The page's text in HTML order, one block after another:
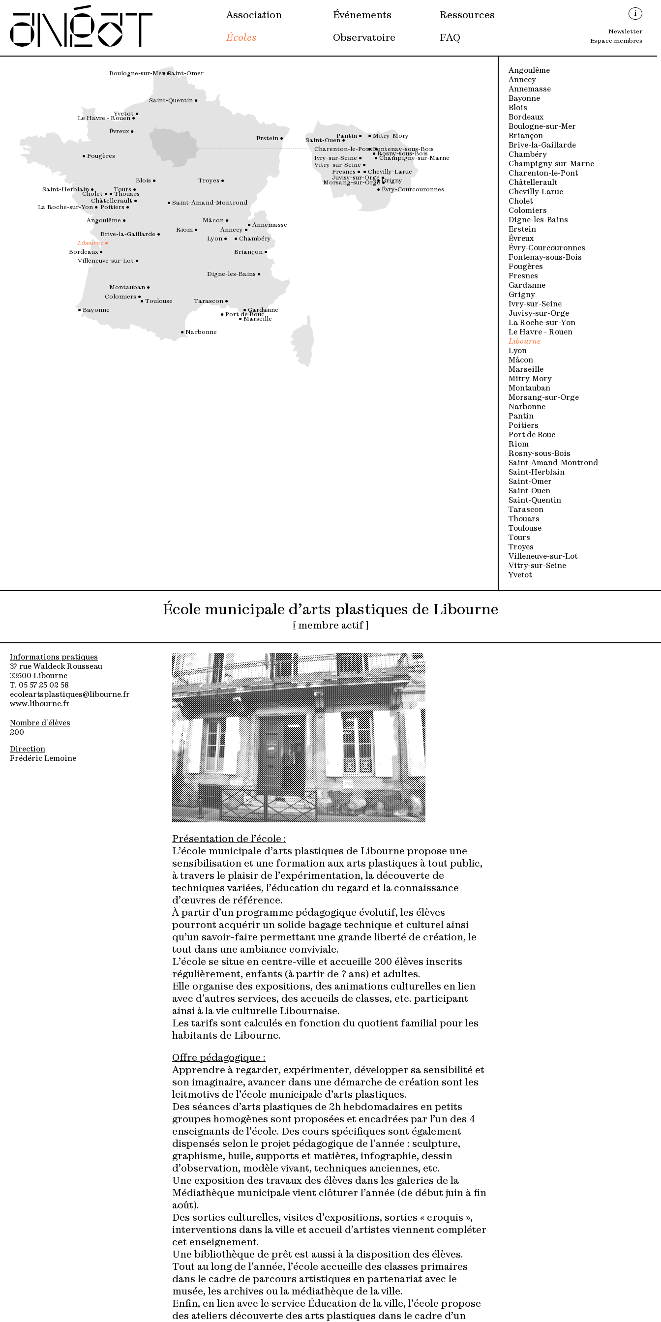
Association
Écoles
Événements
Observatoire
Ressources
FAQ
i
Newsletter
Espace membres
Angoulême
Annecy
Annemasse
Bayonne
Blois
Bordeaux
Boulogne-sur-Mer
Briançon
Brive-la-Gaillarde
Chambéry
Champigny-sur-Marne
Charenton-le-Pont
Châtellerault
Chevilly-Larue
Cholet
Colomiers
Digne-les-Bains
Erstein
Évreux
Évry-Courcouronnes
Fontenay-sous-Bois
Fougères
Fresnes
Gardanne
Grigny
Ivry-sur-Seine
Juvisy-sur-Orge
La Roche-sur-Yon
Le Havre - Rouen
Libourne
Lyon
Mâcon
Marseille
Mitry-Mory
Montauban
Morsang-sur-Orge
Narbonne
Pantin
Poitiers
Port de Bouc
Riom
Rosny-sous-Bois
Saint-Amand-Montrond
Saint-Herblain
Saint-Omer
Saint-Ouen
Saint-Quentin
Tarascon
Thouars
Toulouse
Tours
Troyes
Villeneuve-sur-Lot
Vitry-sur-Seine
Yvetot
Angoulême
Annecy
Annemasse
Bayonne
Blois
Bordeaux
Boulogne-sur-Mer
Briançon
Brive-la-Gaillarde
Chambéry
Champigny-sur-Marne
Charenton-le-Pont
Châtellerault
Chevilly-Larue
Cholet
Colomiers
Digne-les-Bains
Erstein
Évreux
Évry-Courcouronnes
Fontenay-sous-Bois
Fougères
Fresnes
Gardanne
Grigny
Ivry-sur-Seine
Juvisy-sur-Orge
La Roche-sur-Yon
Le Havre - Rouen
Libourne
Lyon
Mâcon
Marseille
Mitry-Mory
Montauban
Morsang-sur-Orge
Narbonne
Pantin
Poitiers
Port de Bouc
Riom
Rosny-sous-Bois
Saint-Amand-Montrond
Saint-Herblain
Saint-Omer
Saint-Ouen
Saint-Quentin
Tarascon
Thouars
Toulouse
Tours
Troyes
Villeneuve-sur-Lot
Vitry-sur-Seine
Yvetot
École municipale d’arts plastiques de Libourne
[ membre actif ]
Informations pratiques
37 rue Waldeck Rousseau
33500 Libourne
T. 05 57 25 02 58
ecoleartsplastiques@libourne.fr
www.libourne.fr
Nombre d'élèves
200
Direction
Frédéric Lemoine
Présentation de l’école :
L’école municipale d’arts plastiques de Libourne propose une
sensibilisation et une formation aux arts plastiques à tout public,
à travers le plaisir de l’expérimentation, la découverte de
techniques variées, l’éducation du regard et la connaissance
d’œuvres de référence.
À partir d’un programme pédagogique évolutif, les élèves
pourront acquérir un solide bagage technique et culturel ainsi
qu’un savoir-faire permettant une grande liberté de création, le
tout dans une ambiance conviviale.
L’école se situe en centre-ville et accueille 200 élèves inscrits
régulièrement, enfants (à partir de 7 ans) et adultes.
Elle organise des expositions, des animations culturelles en lien
avec d'autres services, des accueils de classes, etc. participant
ainsi à la vie culturelle Libournaise.
Les tarifs sont calculés en fonction du quotient familial pour les
habitants de Libourne.
Offre pédagogique :
Apprendre à regarder, expérimenter, développer sa sensibilité et
son imaginaire, avancer dans une démarche de création sont les
leitmotivs de l’école municipale d’arts plastiques.
Des séances d’arts plastiques de 2h hebdomadaires en petits
groupes homogènes sont proposées et encadrées par l’un des 4
enseignants de l’école. Des cours spécifiques sont également
dispensés selon le projet pédagogique de l’année : sculpture,
graphisme, huile, supports et matières, infographie, dessin
d’observation, modèle vivant, techniques anciennes, etc.
Une exposition des travaux des élèves dans les galeries de la
Médiathèque municipale vient clôturer l’année (de début juin à fin
août).
Des sorties culturelles, visites d’expositions, sorties « croquis »,
interventions dans la ville et accueil d’artistes viennent compléter
cet enseignement.
Une bibliothèque de prêt est aussi à la disposition des élèves.
Tout au long de l’année, l’école accueille des classes primaires
dans le cadre de parcours artistiques en partenariat avec le
musée, les archives ou la médiathèque de la ville.
Enfin, en lien avec le service Éducation de la ville, l’école propose
des ateliers découverte des arts plastiques dans le cadre d’un